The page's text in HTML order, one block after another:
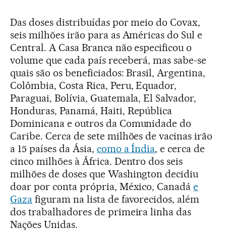
Das doses distribuídas por meio do Covax,
seis milhões irão para as Américas do Sul e
Central. A Casa Branca não especificou o
volume que cada país receberá, mas sabe-se
quais são os beneficiados: Brasil, Argentina,
Colômbia, Costa Rica, Peru, Equador,
Paraguai, Bolívia, Guatemala, El Salvador,
Honduras, Panamá, Haiti, República
Dominicana e outros da Comunidade do
Caribe. Cerca de sete milhões de vacinas irão
a 15 países da Ásia, como a Índia, e cerca de
cinco milhões à África. Dentro dos seis
milhões de doses que Washington decidiu
doar por conta própria, México, Canadáe
Gazafiguram na lista de favorecidos, além
dos trabalhadores de primeira linha das
Nações Unidas.